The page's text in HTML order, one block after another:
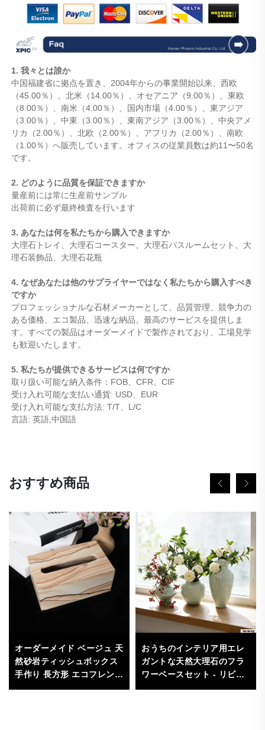
1. 我々とは誰か
中国福建省に拠点を置き、2004年からの事業開始以来、西欧
（45.00％）、北米（14.00％）、オセアニア（9.00％）、東欧
（8.00％）、南米（4.00％）、国内市場（4.00％）、東アジア
（3.00％）、中東（3.00％）、東南アジア（3.00％）、中央アメ
リカ（2.00％）、北欧（2.00％）、アフリカ（2.00％）、南欧
（1.00％）へ販売しています。オフィスの従業員数は約11〜50名
です。
2. どのように品質を保証できますか
量産前には常に生産前サンプル
出荷前に必ず最終検査を行います
3. あなたは何を私たちから購入できますか
大理石トレイ、大理石コースター、大理石バスルームセット、大
理石装飾品、大理石花瓶
4. なぜあなたは他のサプライヤーではなく私たちから購入すべき
ですか
プロフェッショナルな石材メーカーとして、品質管理、競争力の
ある価格、エコ製品、迅速な納品、最高のサービスを提供しま
す。すべての製品はオーダーメイドで製作されており、工場見学
も歓迎いたします。
5. 私たちが提供できるサービスは何ですか
取り扱い可能な納入条件：FOB、CFR、CIF
受け入れ可能な支払い通貨: USD、EUR
受け入れ可能な支払方法: T/T、L/C
言語: 英語,中国語
おすすめ商品
オーダーメイド ベージュ 天
然砂岩ティッシュボックス
手作り 長方形 エコフレンド
リー 耐久性のある収納ボッ
おうちのインテリア用エレ
ガントな天然大理石のフラ
ワーベースセット - リビン
グルーム、玄関、オフィ